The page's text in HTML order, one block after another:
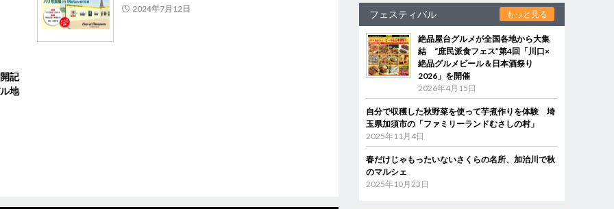
2024年7月12日
記
地
フェスティバル もっと見る
絶品屋台グルメが全国各地から大集
結 “庶民派食フェス”第4回「川口×
絶品グルメビール＆日本酒祭り
2026」を開催
2026年4月15日
自分で収穫した秋野菜を使って芋煮作りを体験 埼
玉県加須市の「ファミリーランドむさしの村」
2025年11月4日
春だけじゃもったいないさくらの名所、加治川で秋
のマルシェ
2025年10月23日